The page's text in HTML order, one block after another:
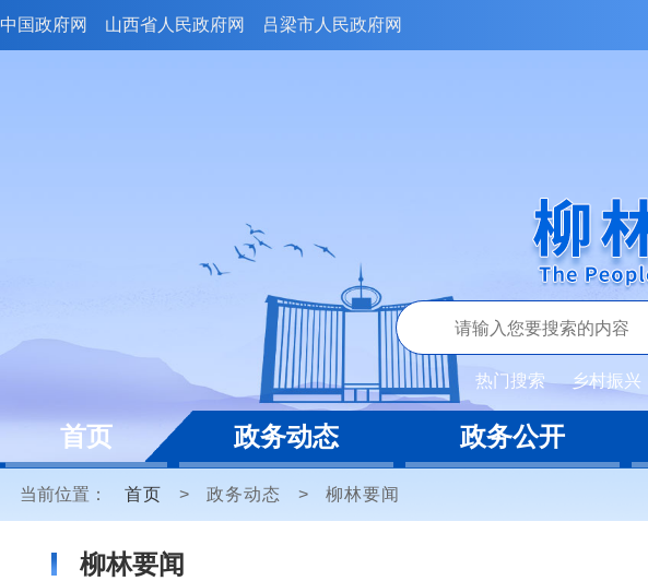
中国政府网 山西省人民政府网 吕梁市人民政府网
热门搜索 乡村振兴
首页 政务动态 政务公开
当前位置： 首页 > 政务动态 > 柳林要闻
柳林要闻